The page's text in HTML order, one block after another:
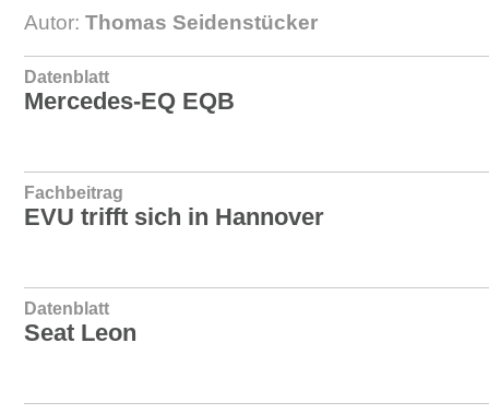
Autor: Thomas Seidenstücker
Datenblatt
Mercedes-EQ EQB
Fachbeitrag
EVU trifft sich in Hannover
Datenblatt
Seat Leon